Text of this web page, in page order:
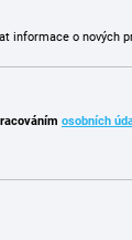
informace o nových
osobních